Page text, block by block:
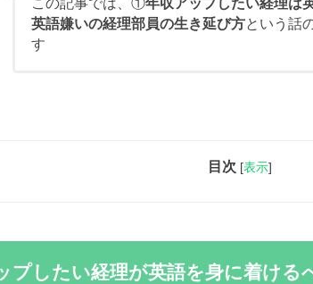
この記事では、①年収アップしたい経理は
英語嫌いの経理部員の生き延び方という話
す
目次 [表示]
プしたい経理が英語を身に着ける